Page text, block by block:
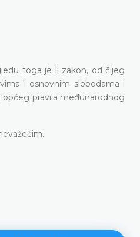
toga je li zakon, od čijeg
i osnovnim slobodama i
pravila međunarodnog